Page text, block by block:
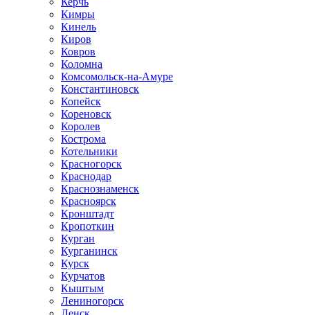
Кимры
Кинель
Киров
Ковров
Коломна
Комсомольск-на-Амуре
Константиновск
Копейск
Кореновск
Королев
Кострома
Котельники
Красногорск
Краснодар
Краснознаменск
Красноярск
Кронштадт
Кропоткин
Курган
Курганинск
Курск
Курчатов
Кыштым
Лениногорск